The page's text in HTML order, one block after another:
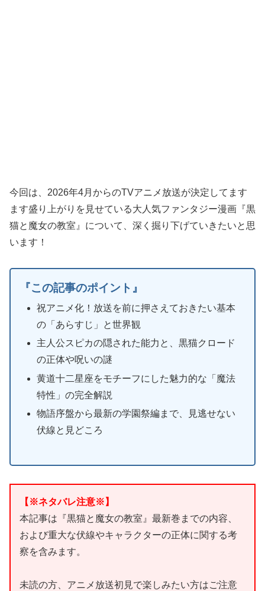
今回は、2026年4月からのTVアニメ放送が決定してます
ます盛り上がりを見せている大人気ファンタジー漫画『黒
猫と魔女の教室』について、深く掘り下げていきたいと思
います！
『この記事のポイント』
祝アニメ化！放送を前に押さえておきたい基本
の「あらすじ」と世界観
主人公スピカの隠された能力と、黒猫クロード
の正体や呪いの謎
黄道十二星座をモチーフにした魅力的な「魔法
特性」の完全解説
物語序盤から最新の学園祭編まで、見逃せない
伏線と見どころ
【※ネタバレ注意※】
本記事は『黒猫と魔女の教室』最新巻までの内容、
および重大な伏線やキャラクターの正体に関する考
察を含みます。
未読の方、アニメ放送初見で楽しみたい方はご注意